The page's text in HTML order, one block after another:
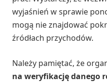
wyjaśnień w sprawie
mogą nie znajdować
źródłach przychodów.
Należy pamiętać, że
na weryfikację danego